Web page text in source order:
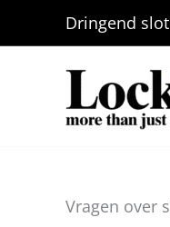
Dringend
Vragen over